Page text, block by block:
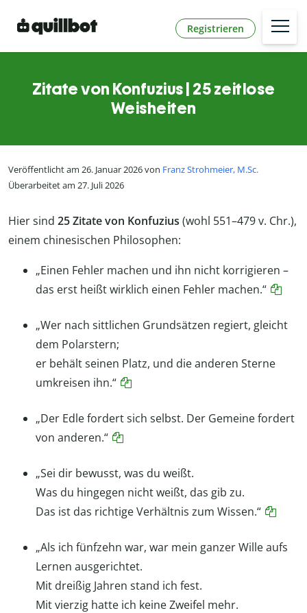
Registrieren
Zitate von Konfuzius | 25 zeitlose
Weisheiten
Veröffentlicht am 26. Januar 2026 von Franz Strohmeier, M.Sc.
Überarbeitet am 27. Juli 2026
Hier sind 25 Zitate von Konfuzius (wohl 551–479 v. Chr.),
einem chinesischen Philosophen:
„Einen Fehler machen und ihn nicht korrigieren –
das erst heißt wirklich einen Fehler machen.“
„Wer nach sittlichen Grundsätzen regiert, gleicht
dem Polarstern;
er behält seinen Platz, und die anderen Sterne
umkreisen ihn.“
„Der Edle fordert sich selbst. Der Gemeine fordert
von anderen.“
„Sei dir bewusst, was du weißt.
Was du hingegen nicht weißt, das gib zu.
Das ist das richtige Verhältnis zum Wissen.“
„Als ich fünfzehn war, war mein ganzer Wille aufs
Lernen ausgerichtet.
Mit dreißig Jahren stand ich fest.
Mit vierzig hatte ich keine Zweifel mehr.